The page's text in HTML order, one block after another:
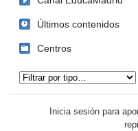
Últimos contenidos
Centros
Inicia sesión para